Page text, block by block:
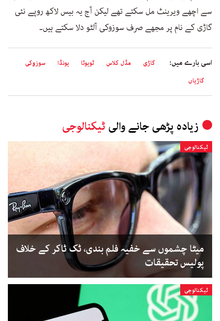
سے اچھے ویرینٹ مل سکتے تھے لیکن آج یہ بیس لاکھ روپے نئی
گاڑی کے نام پر مجھے صرف سوزوکی آلٹو دلا سکتے ہیں۔
اسی بارے میں: گاڑی مڈل کلاس ٹویوٹا ہونڈا
سوزوکی
گاڑیاں
زیادہ پڑھی جانے والی ٹیکنالوجی
ٹیکنالوجی
میٹا چشموں سے خفیہ فلم بندی، ٹک ٹاکر کے خلاف
پولیس تحقیقات
ٹیکنالوجی